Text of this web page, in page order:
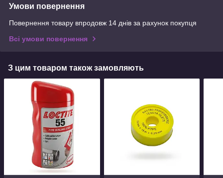
Умови повернення
Повернення товару впродовж 14 днів за рахунок покупця
Всі умови повернення
З цим товаром також замовляють